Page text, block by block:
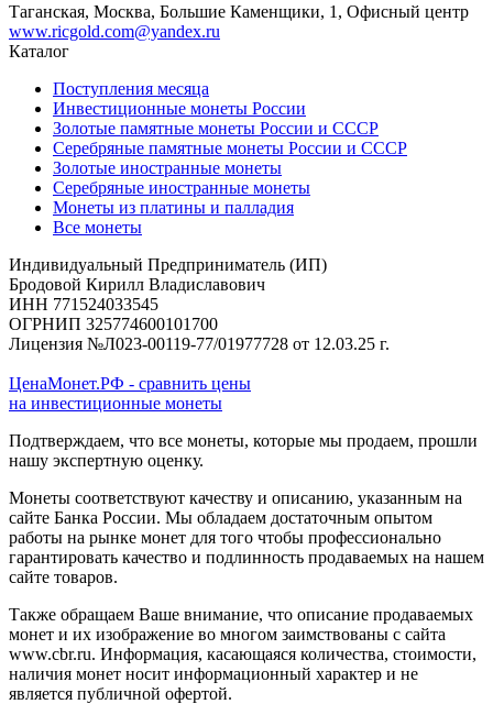
Таганская, Москва, Большие Каменщики, 1, Офисный центр
www.ricgold.com@yandex.ru
Каталог
Поступления месяца
Инвестиционные монеты России
Золотые памятные монеты России и СССР
Серебряные памятные монеты России и СССР
Золотые иностранные монеты
Серебряные иностранные монеты
Монеты из платины и палладия
Все монеты
Индивидуальный Предприниматель (ИП)
Бродовой Кирилл Владиславович
ИНН 771524033545
ОГРНИП 325774600101700
Лицензия №Л023-00119-77/01977728 от 12.03.25 г.
ЦенаМонет.РФ - сравнить цены
на инвестиционные монеты
Подтверждаем, что все монеты, которые мы продаем, прошли
нашу экспертную оценку.
Монеты соответствуют качеству и описанию, указанным на
сайте Банка России. Мы обладаем достаточным опытом
работы на рынке монет для того чтобы профессионально
гарантировать качество и подлинность продаваемых на нашем
сайте товаров.
Также обращаем Ваше внимание, что описание продаваемых
монет и их изображение во многом заимствованы с сайта
www.cbr.ru. Информация, касающаяся количества, стоимости,
наличия монет носит информационный характер и не
является публичной офертой.